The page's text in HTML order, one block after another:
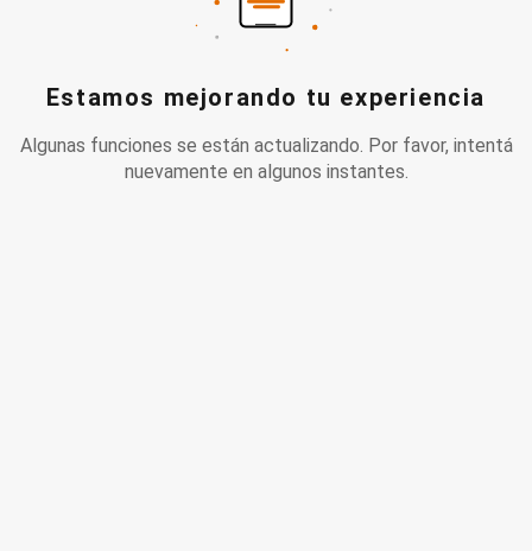
Estamos mejorando tu experiencia
Algunas funciones se están actualizando. Por favor, intentá
nuevamente en algunos instantes.